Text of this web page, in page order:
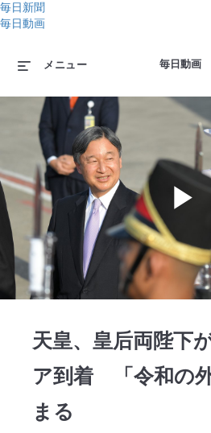
毎日新聞
毎日動画
毎日動画
メニュー
天皇、皇后両陛下
ア到着 「令和の
まる